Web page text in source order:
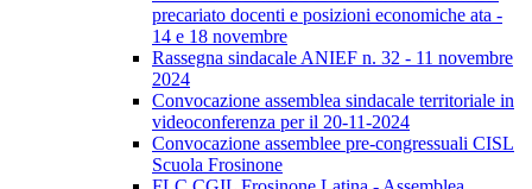
precariato docenti e posizioni economiche ata -
14 e 18 novembre
Rassegna sindacale ANIEF n. 32 - 11 novembre
2024
Convocazione assemblea sindacale territoriale in
videoconferenza per il 20-11-2024
Convocazione assemblee pre-congressuali CISL
Scuola Frosinone